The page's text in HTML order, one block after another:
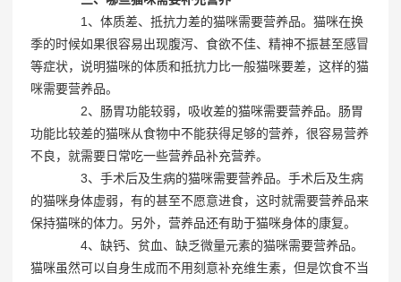
1、体质差、抵抗力差的猫咪需要营养品。猫咪在换
季的时候如果很容易出现腹泻、食欲不佳、精神不振甚至感冒
等症状，说明猫咪的体质和抵抗力比一般猫咪要差，这样的猫
咪需要营养品。
2、肠胃功能较弱，吸收差的猫咪需要营养品。肠胃
功能比较差的猫咪从食物中不能获得足够的营养，很容易营养
不良，就需要日常吃一些营养品补充营养。
3、手术后及生病的猫咪需要营养品。手术后及生病
的猫咪身体虚弱，有的甚至不愿意进食，这时就需要营养品来
保持猫咪的体力。另外，营养品还有助于猫咪身体的康复。
4、缺钙、贫血、缺乏微量元素的猫咪需要营养品。
猫咪虽然可以自身生成而不用刻意补充维生素，但是饮食不当